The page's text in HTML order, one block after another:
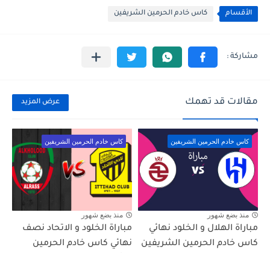
الأقسام كاس خادم الحرمين الشريفين
مقالات قد تهمك عرض المزيد
كاس خادم الحرمين الشريفين
منذ بضع شهور
مباراة الهلال و الخلود نهائي
كاس خادم الحرمين الشريفين
كاس خادم الحرمين الشريفين
منذ بضع شهور
مباراة الخلود و الاتحاد نصف
نهائي كاس خادم الحرمين